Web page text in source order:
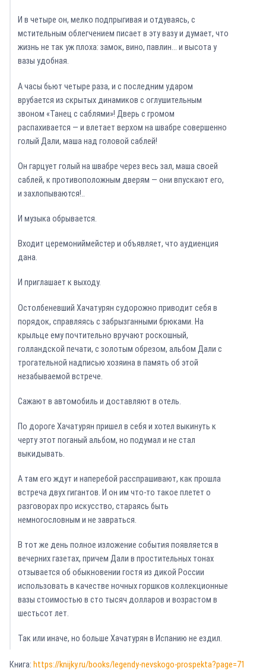
И в четыре он, мелко подпрыгивая и отдуваясь, с
мстительным облегчением писает в эту вазу и думает, что
жизнь не так уж плоха: замок, вино, павлин… и высота у
вазы удобная.
А часы бьют четыре раза, и с последним ударом
врубается из скрытых динамиков с оглушительным
звоном «Танец с саблями»! Дверь с громом
распахивается — и влетает верхом на швабре совершенно
голый Дали, маша над головой саблей!
Он гарцует голый на швабре через весь зал, маша своей
саблей, к противоположным дверям — они впускают его,
и захлопываются!..
И музыка обрывается.
Входит церемониймейстер и объявляет, что аудиенция
дана.
И приглашает к выходу.
Остолбеневший Хачатурян судорожно приводит себя в
порядок, справляясь с забрызганными брюками. На
крыльце ему почтительно вручают роскошный,
голландской печати, с золотым обрезом, альбом Дали с
трогательной надписью хозяина в память об этой
незабываемой встрече.
Сажают в автомобиль и доставляют в отель.
По дороге Хачатурян пришел в себя и хотел выкинуть к
черту этот поганый альбом, но подумал и не стал
выкидывать.
А там его ждут и наперебой расспрашивают, как прошла
встреча двух гигантов. И он им что-то такое плетет о
разговорах про искусство, стараясь быть
немногословным и не завраться.
В тот же день полное изложение события появляется в
вечерних газетах, причем Дали в простительных тонах
отзывается об обыкновении гостя из дикой России
использовать в качестве ночных горшков коллекционные
вазы стоимостью в сто тысяч долларов и возрастом в
шестьсот лет.
Так или иначе, но больше Хачатурян в Испанию не ездил.
Книга: https://knijky.ru/books/legendy-nevskogo-prospekta?page=71